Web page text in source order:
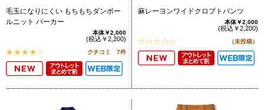
毛玉になりにくい もちもちダンボー
ルニット パーカー
本体￥2,000
(税込￥2,200)
クチコミ 7件
麻レーヨンワイドクロプトパンツ
本体￥2,000
(税込￥2,200)
（未投稿）